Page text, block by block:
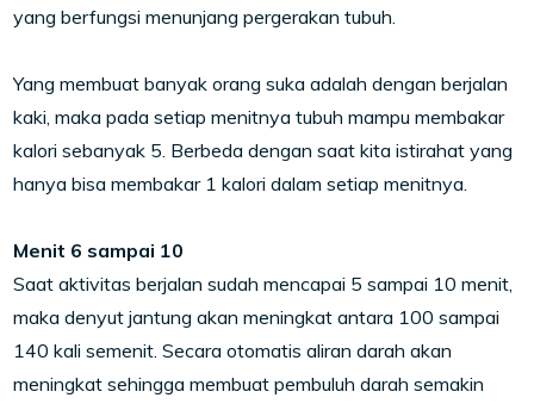
yang berfungsi menunjang pergerakan tubuh.
Yang membuat banyak orang suka adalah dengan berjalan
kaki, maka pada setiap menitnya tubuh mampu membakar
kalori sebanyak 5. Berbeda dengan saat kita istirahat yang
hanya bisa membakar 1 kalori dalam setiap menitnya.
Menit 6 sampai 10
Saat aktivitas berjalan sudah mencapai 5 sampai 10 menit,
maka denyut jantung akan meningkat antara 100 sampai
140 kali semenit. Secara otomatis aliran darah akan
meningkat sehingga membuat pembuluh darah semakin